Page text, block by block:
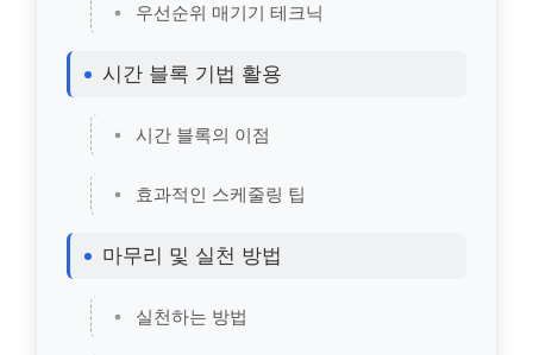
우선순위 매기기 테크닉
시간 블록 기법 활용
시간 블록의 이점
효과적인 스케줄링 팁
마무리 및 실천 방법
실천하는 방법